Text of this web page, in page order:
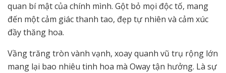
quan bí mật của chính mình. Gột bỏ mọi độc tố, mang
đến một cảm giác thanh tao, đẹp tự nhiên và cảm xúc
đầy thăng hoa.
Vầng trăng tròn vành vạnh, xoay quanh vũ trụ rộng lớn
mang lại bao nhiêu tinh hoa mà Oway tận hưởng. Là sự